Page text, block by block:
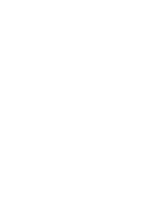
des cookies